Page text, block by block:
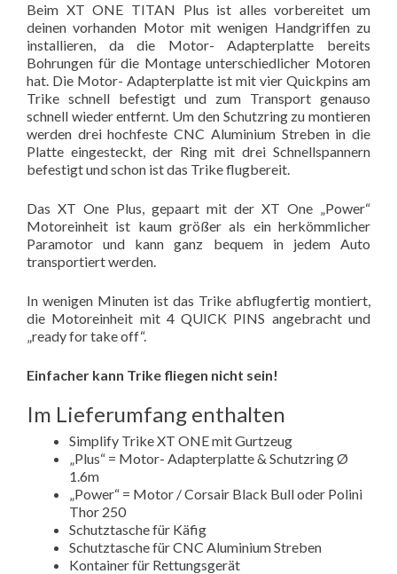
Beim XT ONE TITAN Plus ist alles vorbereitet um
deinen vorhanden Motor mit wenigen Handgriffen zu
installieren, da die Motor- Adapterplatte bereits
Bohrungen für die Montage unterschiedlicher Motoren
hat. Die Motor- Adapterplatte ist mit vier Quickpins am
Trike schnell befestigt und zum Transport genauso
schnell wieder entfernt. Um den Schutzring zu montieren
werden drei hochfeste CNC Aluminium Streben in die
Platte eingesteckt, der Ring mit drei Schnellspannern
befestigt und schon ist das Trike flugbereit.
Das XT One Plus, gepaart mit der XT One „Power“
Motoreinheit ist kaum größer als ein herkömmlicher
Paramotor und kann ganz bequem in jedem Auto
transportiert werden.
In wenigen Minuten ist das Trike abflugfertig montiert,
die Motoreinheit mit 4 QUICK PINS angebracht und
„ready for take off“.
Einfacher kann Trike fliegen nicht sein!
Im Lieferumfang enthalten
Simplify Trike XT ONE mit Gurtzeug
„Plus“ = Motor- Adapterplatte & Schutzring Ø
1.6m
„Power“ = Motor / Corsair Black Bull oder Polini
Thor 250
Schutztasche für Käfig
Schutztasche für CNC Aluminium Streben
Kontainer für Rettungsgerät